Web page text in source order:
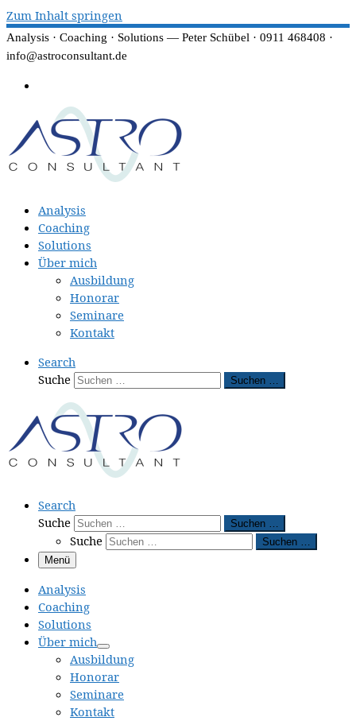
Zum Inhalt springen
Analysis · Coaching · Solutions — Peter Schübel · 0911 468408 ·
info@astroconsultant.de
Analysis
Coaching
Solutions
Über mich
Ausbildung
Honorar
Seminare
Kontakt
Search
Suche
Suchen …
Search
Suche
Suchen …
Suche
Suchen …
Menü
Analysis
Coaching
Solutions
Über mich
Ausbildung
Honorar
Seminare
Kontakt